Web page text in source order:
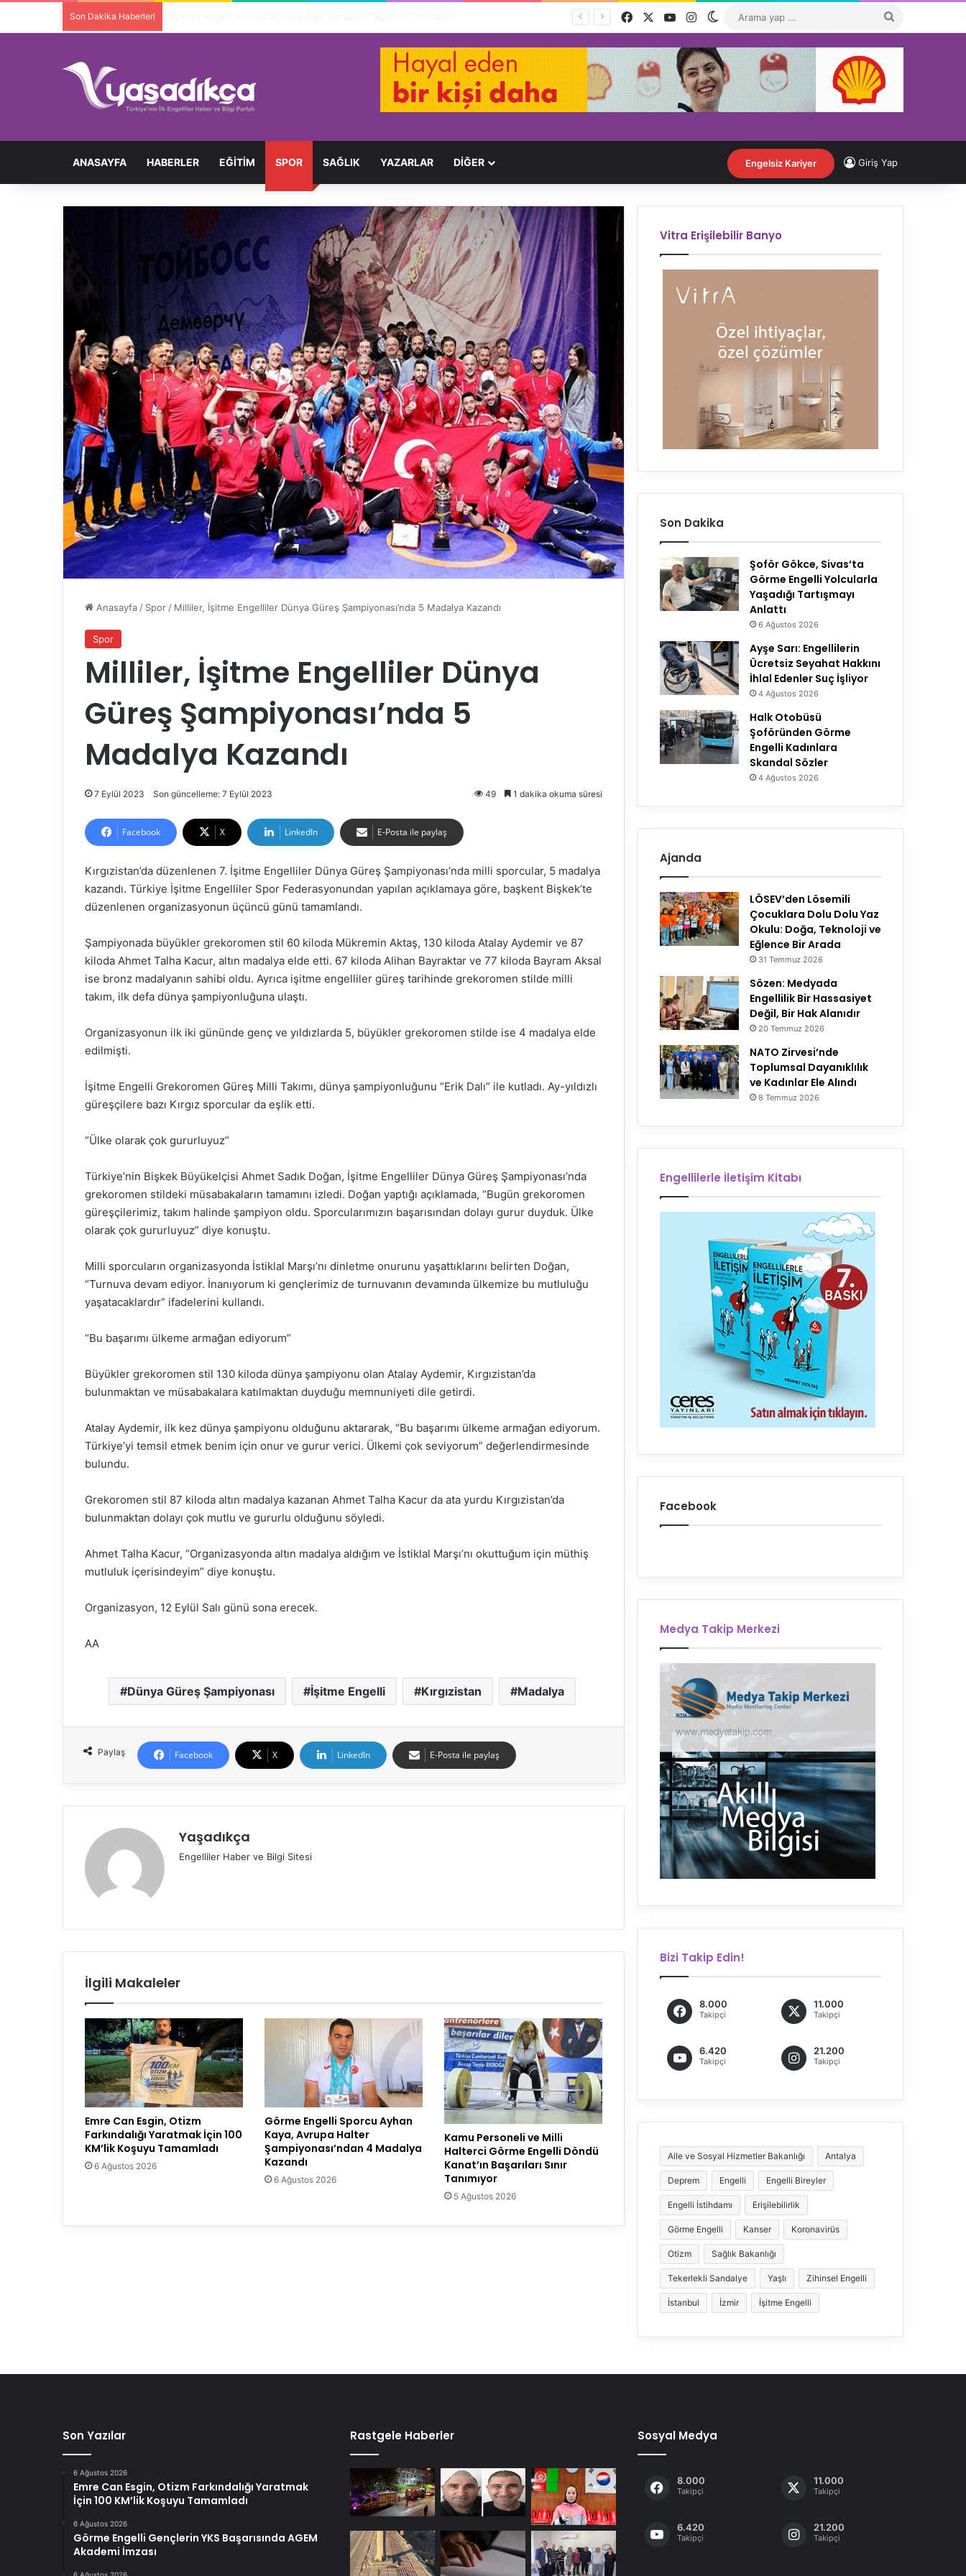
Son Dakika Haberleri Facebook YouTubeInstagramDış görünümü değiştir
...
ANASAYFA HABERLER EĞITIM SPOR SAĞLIK YAZARLAR DİĞER Engelsiz Kariyer Giriş Yap
Anasayfa/ Spor/ Milliler, İşitme Engelliler Dünya Güreş Şampiyonası’nda 5 Madalya Kazandı
Spor
Milliler, İşitme Engelliler Dünya
Güreş Şampiyonası’nda 5
Madalya Kazandı
7 Eylül 2023 Son güncelleme: 7 Eylül 2023 49 1 dakika okuma süresi
Facebook X LinkedIn E-Posta ile paylaş
Kırgızistan’da düzenlenen 7. İşitme Engelliler Dünya Güreş Şampiyonası’nda milli sporcular, 5 madalya
kazandı. Türkiye İşitme Engelliler Spor Federasyonundan yapılan açıklamaya göre, başkent Bişkek’te
düzenlenen organizasyonun üçüncü günü tamamlandı.
Şampiyonada büyükler grekoromen stil 60 kiloda Mükremin Aktaş, 130 kiloda Atalay Aydemir ve 87
kiloda Ahmet Talha Kacur, altın madalya elde etti. 67 kiloda Alihan Bayraktar ve 77 kiloda Bayram Aksal
ise bronz madalyanın sahibi oldu. Ayrıca işitme engelliler güreş tarihinde grekoromen stilde milli
takım, ilk defa dünya şampiyonluğuna ulaştı.
Organizasyonun ilk iki gününde genç ve yıldızlarda 5, büyükler grekoromen stilde ise 4 madalya elde
edilmişti.
İşitme Engelli Grekoromen Güreş Milli Takımı, dünya şampiyonluğunu “Erik Dalı” ile kutladı. Ay-yıldızlı
güreşçilere bazı Kırgız sporcular da eşlik etti.
“Ülke olarak çok gururluyuz”
Türkiye’nin Bişkek Büyükelçisi Ahmet Sadık Doğan, İşitme Engelliler Dünya Güreş Şampiyonası’nda
grekoromen stildeki müsabakaların tamamını izledi. Doğan yaptığı açıklamada, “Bugün grekoromen
güreşçilerimiz, takım halinde şampiyon oldu. Sporcularımızın başarısından dolayı gurur duyduk. Ülke
olarak çok gururluyuz” diye konuştu.
Milli sporcuların organizasyonda İstiklal Marşı’nı dinletme onurunu yaşattıklarını belirten Doğan,
“Turnuva devam ediyor. İnanıyorum ki gençlerimiz de turnuvanın devamında ülkemize bu mutluluğu
yaşatacaklardır” ifadelerini kullandı.
“Bu başarımı ülkeme armağan ediyorum”
Büyükler grekoromen stil 130 kiloda dünya şampiyonu olan Atalay Aydemir, Kırgızistan’da
bulunmaktan ve müsabakalara katılmaktan duyduğu memnuniyeti dile getirdi.
Atalay Aydemir, ilk kez dünya şampiyonu olduğunu aktararak, “Bu başarımı ülkeme armağan ediyorum.
Türkiye’yi temsil etmek benim için onur ve gurur verici. Ülkemi çok seviyorum” değerlendirmesinde
bulundu.
Grekoromen stil 87 kiloda altın madalya kazanan Ahmet Talha Kacur da ata yurdu Kırgızistan’da
bulunmaktan dolayı çok mutlu ve gururlu olduğunu söyledi.
Ahmet Talha Kacur, “Organizasyonda altın madalya aldığım ve İstiklal Marşı’nı okuttuğum için müthiş
mutluluk içerisindeyim” diye konuştu.
Organizasyon, 12 Eylül Salı günü sona erecek.
AA
Dünya Güreş Şampiyonası İşitme Engelli Kırgızistan Madalya
Paylaş Facebook X LinkedIn E-Posta ile paylaş
Yaşadıkça
Engelliler Haber ve Bilgi Sitesi
İlgili Makaleler
Emre Can Esgin, Otizm
Farkındalığı Yaratmak İçin 100
KM’lik Koşuyu Tamamladı
6 Ağustos 2026
Görme Engelli Sporcu Ayhan
Kaya, Avrupa Halter
Şampiyonası’ndan 4 Madalya
Kazandı
6 Ağustos 2026
Kamu Personeli ve Milli
Halterci Görme Engelli Döndü
Kanat’ın Başarıları Sınır
Tanımıyor
5 Ağustos 2026
Vitra Erişilebilir Banyo
Son Dakika
Şoför Gökce, Sivas’ta
Görme Engelli Yolcularla
Yaşadığı Tartışmayı
Anlattı
6 Ağustos 2026
Ayşe Sarı: Engellilerin
Ücretsiz Seyahat Hakkını
İhlal Edenler Suç İşliyor
4 Ağustos 2026
Halk Otobüsü
Şoföründen Görme
Engelli Kadınlara
Skandal Sözler
4 Ağustos 2026
Ajanda
LÖSEV’den Lösemili
Çocuklara Dolu Dolu Yaz
Okulu: Doğa, Teknoloji ve
Eğlence Bir Arada
31 Temmuz 2026
Sözen: Medyada
Engellilik Bir Hassasiyet
Değil, Bir Hak Alanıdır
20 Temmuz 2026
NATO Zirvesi’nde
Toplumsal Dayanıklılık
ve Kadınlar Ele Alındı
8 Temmuz 2026
Engellilerle İletişim Kitabı
Facebook
Medya Takip Merkezi
Bizi Takip Edin!
8.000
Takipçi
11.000
Takipçi
6.420
Takipçi
21.200
Takipçi
Aile ve Sosyal Hizmetler Bakanlığı Antalya
Deprem Engelli Engelli Bireyler
Engelli İstihdamı Erişilebilirlik
Görme Engelli Kanser Koronavirüs
Otizm Sağlık Bakanlığı
Tekerlekli Sandalye Yaşlı Zihinsel Engelli
İstanbul İzmir İşitme Engelli
Son Yazılar
6 Ağustos 2026
Emre Can Esgin, Otizm Farkındalığı Yaratmak
İçin 100 KM’lik Koşuyu Tamamladı
6 Ağustos 2026
Görme Engelli Gençlerin YKS Başarısında AGEM
Akademi İmzası
Rastgele Haberler Sosyal Medya
8.000
Takipçi
11.000
Takipçi
6.420
Takipçi
21.200
Takipçi